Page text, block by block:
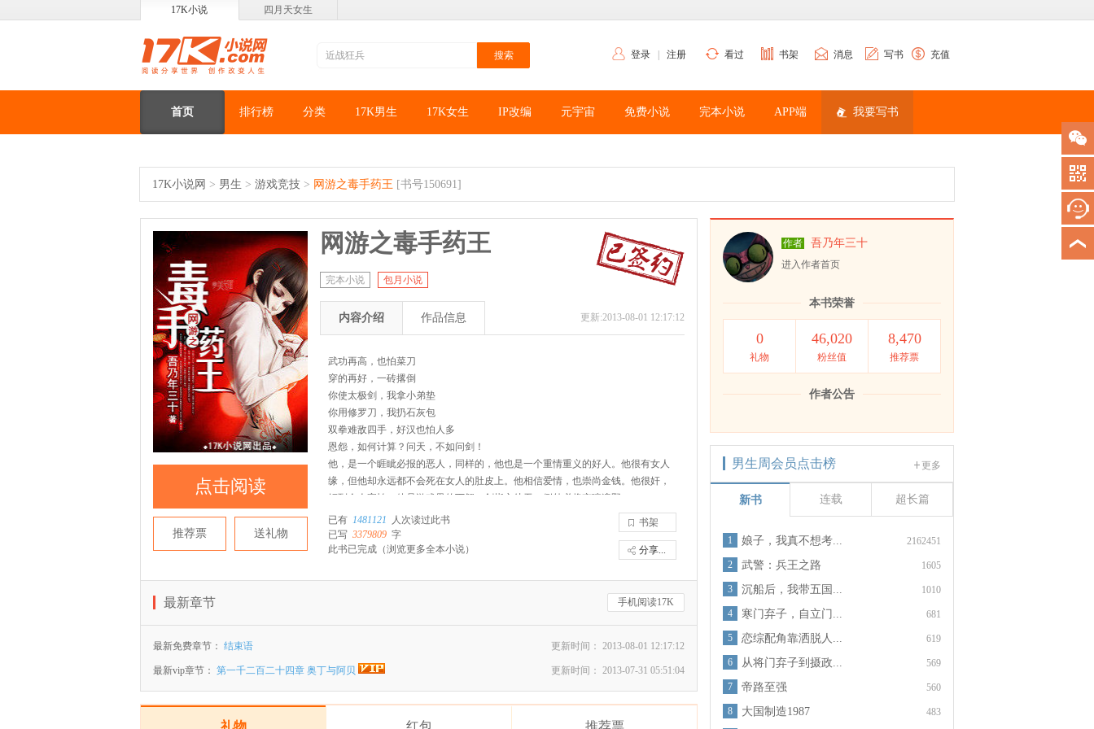
17K小说 四月天女生
登录 注册 看过 书架 消息 写书 充值
首页 排行榜 分类 17K男生 17K女生 IP改编 元宇宙 免费小说 完本小说 APP端 我要写书
17K小说网 > 男生 > 游戏竞技 > 网游之毒手药王 [书号150691]
点击阅读
推荐票 送礼物
网游之毒手药王
完本小说 包月小说
更新:2013-08-01 12:17:12
内容介绍 作品信息
武功再高，也怕菜刀
穿的再好，一砖撂倒
你使太极剑，我拿小弟垫
你用修罗刀，我扔石灰包
双拳难敌四手，好汉也怕人多
恩怨，如何计算？问天，不如问剑！
他，是一个睚眦必报的恶人，同样的，他也是一个重情重义的好人。他很有女人
缘，但他却永远都不会死在女人的肚皮上。他相信爱情，也崇尚金钱。他很奸，
奸到令人害怕。他是游戏界的丁蟹，剑指之处无一例外必将哀嚎遍野。
他是谁？他是年爷，一个游戏界最接近神的男人。
推荐两本好友的书《机甲战神》《足球临时工》
书架
分享...
已有 1481121
人次读过此书
已写 3379809 字
此书已完成 （浏览更多全本小说）
手机阅读17K
最新章节
更新时间： 2013-08-01 12:17:12
最新免费章节： 结束语
更新时间： 2013-07-31 05:51:04
最新vip章节： 第一千二百二十四章 奥丁与阿贝
礼物 红包 推荐票
作者 吾乃年三十
进入作者首页
本书荣誉
0
礼物
46,020
粉丝值
8,470
推荐票
作者公告
更多
男生周会员点击榜
新书 连载 超长篇
2162451
1 娘子，我真不想考...
1605
2 武警：兵王之路
1010
3 沉船后，我带五国...
681
4 寒门弃子，自立门...
619
5 恋综配角靠洒脱人...
569
6 从将门弃子到摄政...
560
7 帝路至强
483
8 大国制造1987